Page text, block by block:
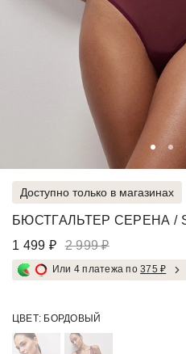
Доступно только в магазинах
БЮСТГАЛЬТЕР СЕРЕНА /
1 499 ₽
2 999 ₽
Или 4 платежа по375 ₽
ЦВЕТ: БОРДОВЫЙ